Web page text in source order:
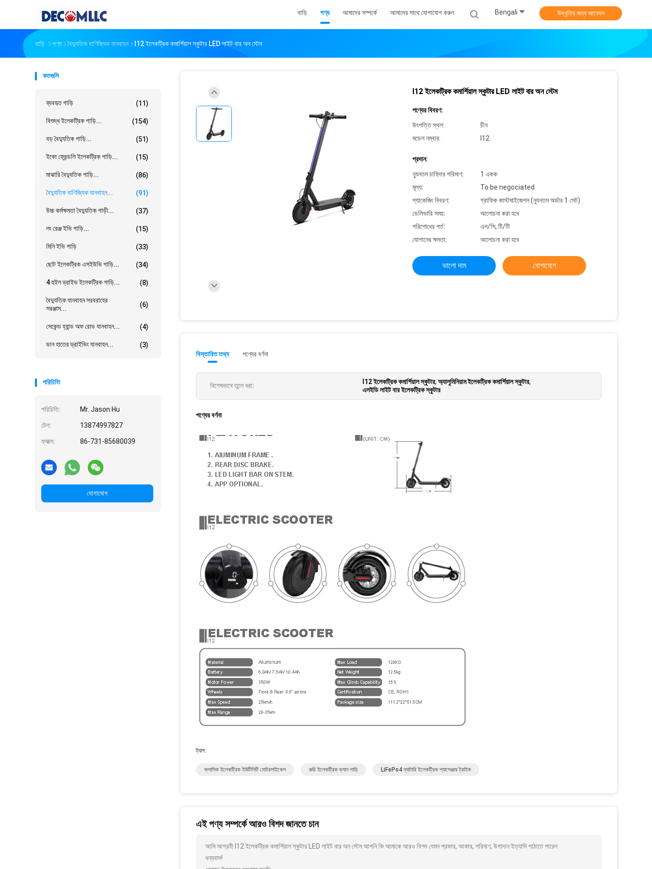
বাড়ি পণ্য আমাদের সম্পর্কে আমাদের সাথে যোগাযোগ করুন Bengali উদ্ধৃতির জন্য আবেদন
বাড়ি পণ্য বৈদ্যুতিক বাণিজ্যিক যানবাহন I12 ইলেকট্রিক কমার্শিয়াল স্কুটার LED লাইট বার অন স্টেম
কতগুলি
ব্যবহৃত গাড়ি (11)
বিশুদ্ধ ইলেকট্রিক গাড়ি... (154)
বড় বৈদ্যুতিক গাড়ি... (51)
ইকো ফ্রেন্ডলি ইলেকট্রিক গাড়ি... (15)
মাঝারি বৈদ্যুতিক গাড়ি... (86)
বৈদ্যুতিক বাণিজ্যিক যানবাহন... (91)
উচ্চ কর্মক্ষমতা বৈদ্যুতিক গাড়ী... (37)
লং রেঞ্জ ইভি গাড়ি... (15)
মিনি ইভি গাড়ি (33)
ছোট ইলেকট্রিক এসইউভি গাড়ি... (34)
4 হুইল ড্রাইভ ইলেকট্রিক গাড়ি... (8)
বৈদ্যুতিক যানবাহন সরবরাহের
সরঞ্জাম...
(6)
সেকেন্ড হ্যান্ড অফ রোড যানবাহন... (4)
ডান হাতের ড্রাইভিং যানবাহন... (3)
পরিচিতি
পরিচিতি: Mr. Jason Hu
টেল: 13874997827
ফ্যাক্স: 86-731-85680039
যোগাযোগ
I12 ইলেকট্রিক কমার্শিয়াল স্কুটার LED লাইট বার অন স্টেম
পণ্যের বিবরণ:
উৎপত্তি স্থল:
চীন
মডেল নম্বার:
I12
প্রদান:
ন্যূনতম চাহিদার পরিমাণ:
1 একক
মূল্য:
To be negociated
প্যাকেজিং বিবরণ:
গ্রাফিক কাস্টমাইজেশন (ন্যূনতম অর্ডার 1 সেট)
ডেলিভারি সময়:
আলোচনা করা হবে
পরিশোধের শর্ত:
এল/সি, টি/টি
যোগানের ক্ষমতা:
আলোচনা করা হবে
ভালো দাম যোগাযোগ
বিস্তারিত তথ্য পণ্যের বর্ণনা
বিশেষভাবে তুলে ধরা: I12 ইলেকট্রিক কমার্শিয়াল স্কুটার, অ্যালুমিনিয়াম ইলেকট্রিক কমার্শিয়াল স্কুটার,
এলইডি লাইট বার ইলেকট্রিক স্কুটার
পণ্যের বর্ণনা
ট্যাগ:
ক্লাসিক ইলেকট্রিক ইউটিলিটি মোটরসাইকেল রুচি ইলেকট্রিক ভ্যান গাড়ি LiFePo4 ব্যাটারি ইলেকট্রিক প্যাসেঞ্জার ট্রাইক
এই পণ্য সম্পর্কে আরও বিশদ জানতে চান
আমি আগ্রহী I12 ইলেকট্রিক কমার্শিয়াল স্কুটার LED লাইট বার অন স্টেম আপনি কি আমাকে আরও বিশদ যেমন প্রকার, আকার, পরিমাণ, উপাদান ইত্যাদি পাঠাতে পারেন
ধন্যবাদ!